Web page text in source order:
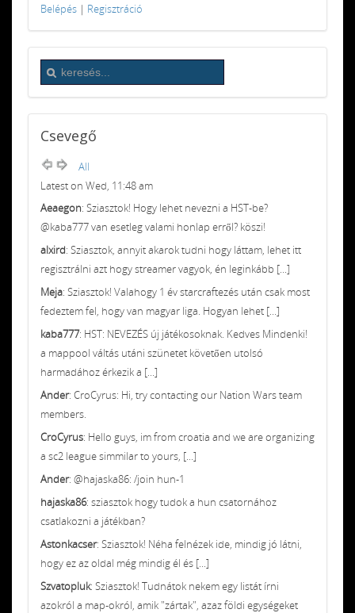
Belépés | Regisztráció
Csevegő
All
Latest on Wed, 11:48 am
Aeaegon: Sziasztok! Hogy lehet nevezni a HST-be?
@kaba777 van esetleg valami honlap erről? köszi!
alxird: Sziasztok, annyit akarok tudni hogy láttam, lehet itt
regisztrálni azt hogy streamer vagyok, én leginkább [...]
Meja: Sziasztok! Valahogy 1 év starcraftezés után csak most
fedeztem fel, hogy van magyar liga. Hogyan lehet [...]
kaba777: HST: NEVEZÉS új játékosoknak. Kedves Mindenki!
a mappool váltás utáni szünetet követően utolsó
harmadához érkezik a [...]
Ander: CroCyrus: Hi, try contacting our Nation Wars team
members.
CroCyrus: Hello guys, im from croatia and we are organizing
a sc2 league simmilar to yours, [...]
Ander: @hajaska86: /join hun-1
hajaska86: sziasztok hogy tudok a hun csatornához
csatlakozni a játékban?
Astonkacser: Sziasztok! Néha felnézek ide, mindig jó látni,
hogy ez az oldal még mindig él és [...]
Szvatopluk: Sziasztok! Tudnátok nekem egy listát írni
azokról a map-okról, amik "zártak", azaz földi egységeket